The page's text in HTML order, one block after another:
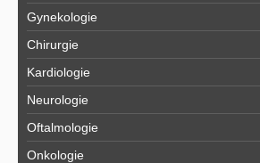
Gynekologie
Chirurgie
Kardiologie
Neurologie
Oftalmologie
Onkologie